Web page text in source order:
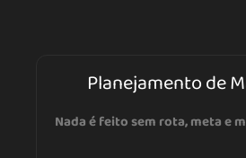
Planejamento de
Nada é feito sem rota, meta e